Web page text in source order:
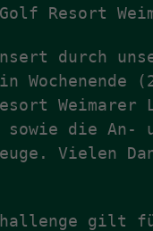
Resort
durch
Wochenende
Weimarer
sowie die An-
Vielen
gilt